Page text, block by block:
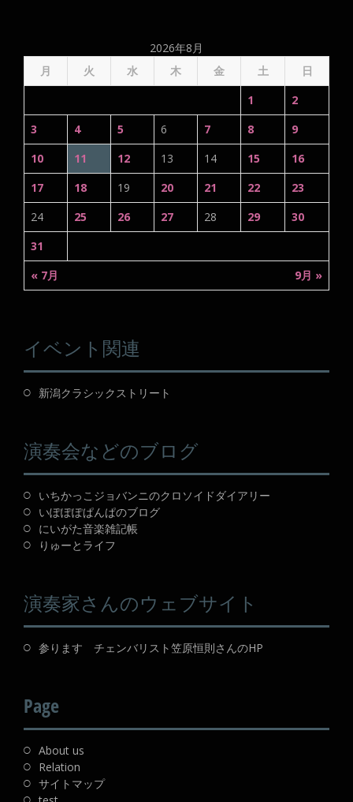
2026年8月
月
火 水 木 金 土 日
« 7月 9月 »
1
2
3
4 5 6 7 8
9
10
11 12 13 14 15
16
17
18 19 20 21 22
23
24
25 26 27 28 29
30
31
イベント関連
新潟クラシックストリート
演奏会などのブログ
いちかっこジョバンニのクロソイドダイアリー
いぽぽぽぱんぱのブログ
にいがた音楽雑記帳
りゅーとライフ
演奏家さんのウェブサイト
参ります チェンバリスト笠原恒則さんのHP
Page
About us
Relation
サイトマップ